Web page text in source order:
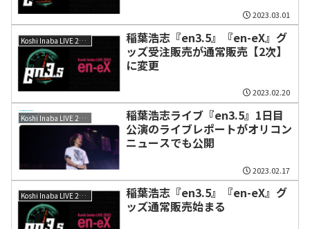
2023.03.01
Koshi Inaba LIVE 2023 〜en3.5〜
稲葉浩志『en3.5』『en-eX』グ
ッズ受注販売が通常販売【2次】
に変更
2023.02.20
Koshi Inaba LIVE 2023 〜en3.5〜
稲葉浩志ライブ『en3.5』1日目
公演のライブレポートがオリコン
ニュースでも公開
2023.02.17
Koshi Inaba LIVE 2023 〜en3.5〜
稲葉浩志『en3.5』『en-eX』グ
ッズ通常販売始まる